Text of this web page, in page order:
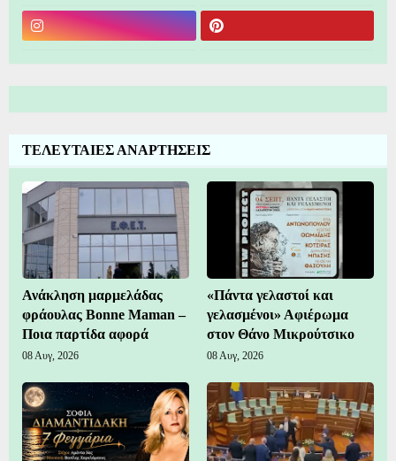
ΤΕΛΕΥΤΑΙΕΣ ΑΝΑΡΤΗΣΕΙΣ
Ανάκληση μαρμελάδας
φράουλας Bonne Maman –
Ποια παρτίδα αφορά
08 Αυγ, 2026
«Πάντα γελαστοί και
γελασμένοι» Αφιέρωμα
στον Θάνο Μικρούτσικο
08 Αυγ, 2026